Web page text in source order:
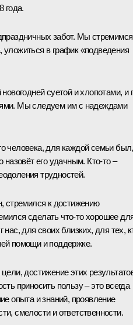
года.
забот. Мы стремимся
в график «подведения
суетой и хлопотами, и
Мы следуем им с надеждами
человека, для каждой семьи был,
назовёт его удачным. Кто-то –
трудностей.
стремился к достижению
сделать что-то хорошее
для своих близких, для тех,
помощи и поддержке.
достижение этих
приносить пользу – это всегда
опыта и знаний, проявление
смелости и ответственности.